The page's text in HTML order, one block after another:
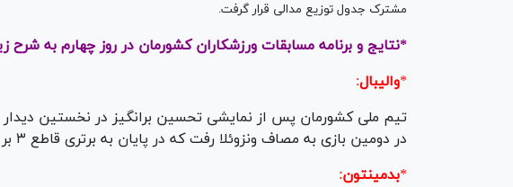
مشترک جدول توزیع مدالی قرار گرفت.
*نتایج و برنامه مسابقات ورزشکاران کشورمان در روز چهارم به شرح
*والیبال:
در دومین بازی به مصاف ونزوئلا رفت که در پایان به برتری قاطع ٣ بر صفر دست یافت.
*بدمینتون: